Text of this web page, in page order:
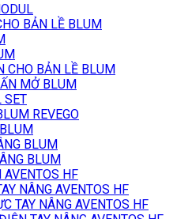
BẢN LỀ BLUM
CHO BẢN LỀ BLUM
MỞ BLUM
SET
REVEGO
BLUM
BLUM
AVENTOS HF
NÂNG AVENTOS HF
TAY NÂNG AVENTOS HF